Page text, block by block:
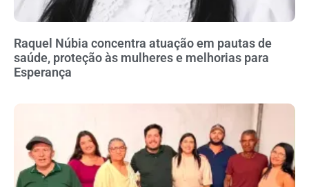
Raquel Núbia concentra atuação em pautas de
saúde, proteção às mulheres e melhorias para
Esperança